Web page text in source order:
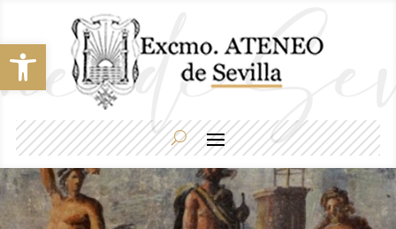
Abrir barra de herramientas